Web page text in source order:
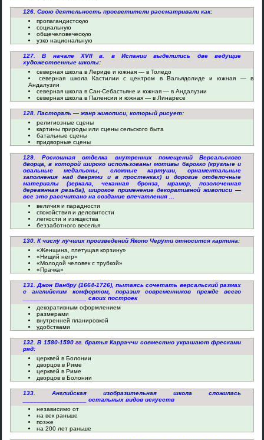
126. Свою деятельность просветители рассматривали как:
пропагандистскую
социальную
общечеловеческую
узко национальную
127. В начале XVII в. в Испании выделились две ведущие
художественные школы:
северная школа в Лериде и южная — в Толедо
северная школа Кастилии с центром в Вальядолиде и южная — в
Андалузии
северная школа в Сан-Себастьяне и южная — в Андалузии
северная школа в Паленсии и южная — в Линаресе
128. Пастораль — жанр живописи, который рисует:
религиозные сцены
картины природы или сцены сельского быта
батальные сцены
придворные сцены
129. Роскошная отделка внутренних помещений Версальского
дворца, в которой широко использованы мотивы барокко (круглые и
овальные медальоны, сложные картуши, орнаментальные
заполнения над дверями и в простенках) и дорогие отделочные
материалы (зеркала, чеканная бронза, мрамор, позолоченная
деревянная резьба), широкое применение декоративной живописи —
все это рассчитано на создание впечатления ...
величия и парадности
спокойствия и деловитости
легкости и изящества
беззаботного веселья
130. К числу лучших произведений Якопо Черути относится картина:
«Женщина, плетущая корзину»
«Нищий негр»
«Молодой человек с трубкой»
«Прачка»
131. Джон Ванбру (1664-1726), пытаясь сочетать версальский размах
с английским комфортом, поразил современников прежде всего
__________________ своих построек
декоративным оформлением
размерами
внутренней планировкой
удобствами
132. В 1580-1590 гг. братья Карраччи совместно украшают фресками
ряд:
церквей в Болонии
дворцов в Риме
церквей в Риме
дворцов в Болонии
133. Английская изобразительная школа сложилась
__________________ остальных видов искусств
независимо от
на век раньше
позже
на 200 лет раньше